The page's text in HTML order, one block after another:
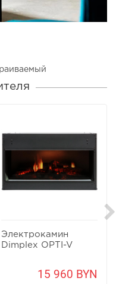
Электрокамин
Dimplex OPTI-V
15 960 BYN